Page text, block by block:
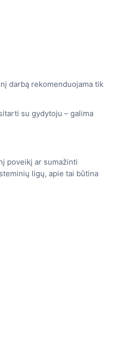
darbą rekomenduojama tik
su gydytoju – galima
poveikį ar sumažinti
ligų, apie tai būtina